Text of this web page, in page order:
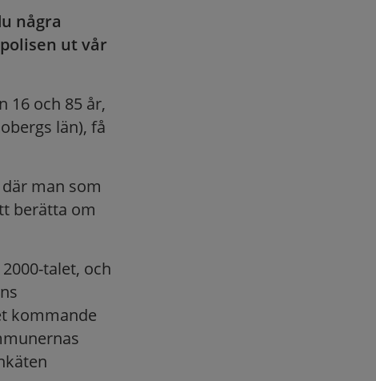
några
ut vår
16 och 85 år,
län), få
man som
berätta om
talet, och
kommande